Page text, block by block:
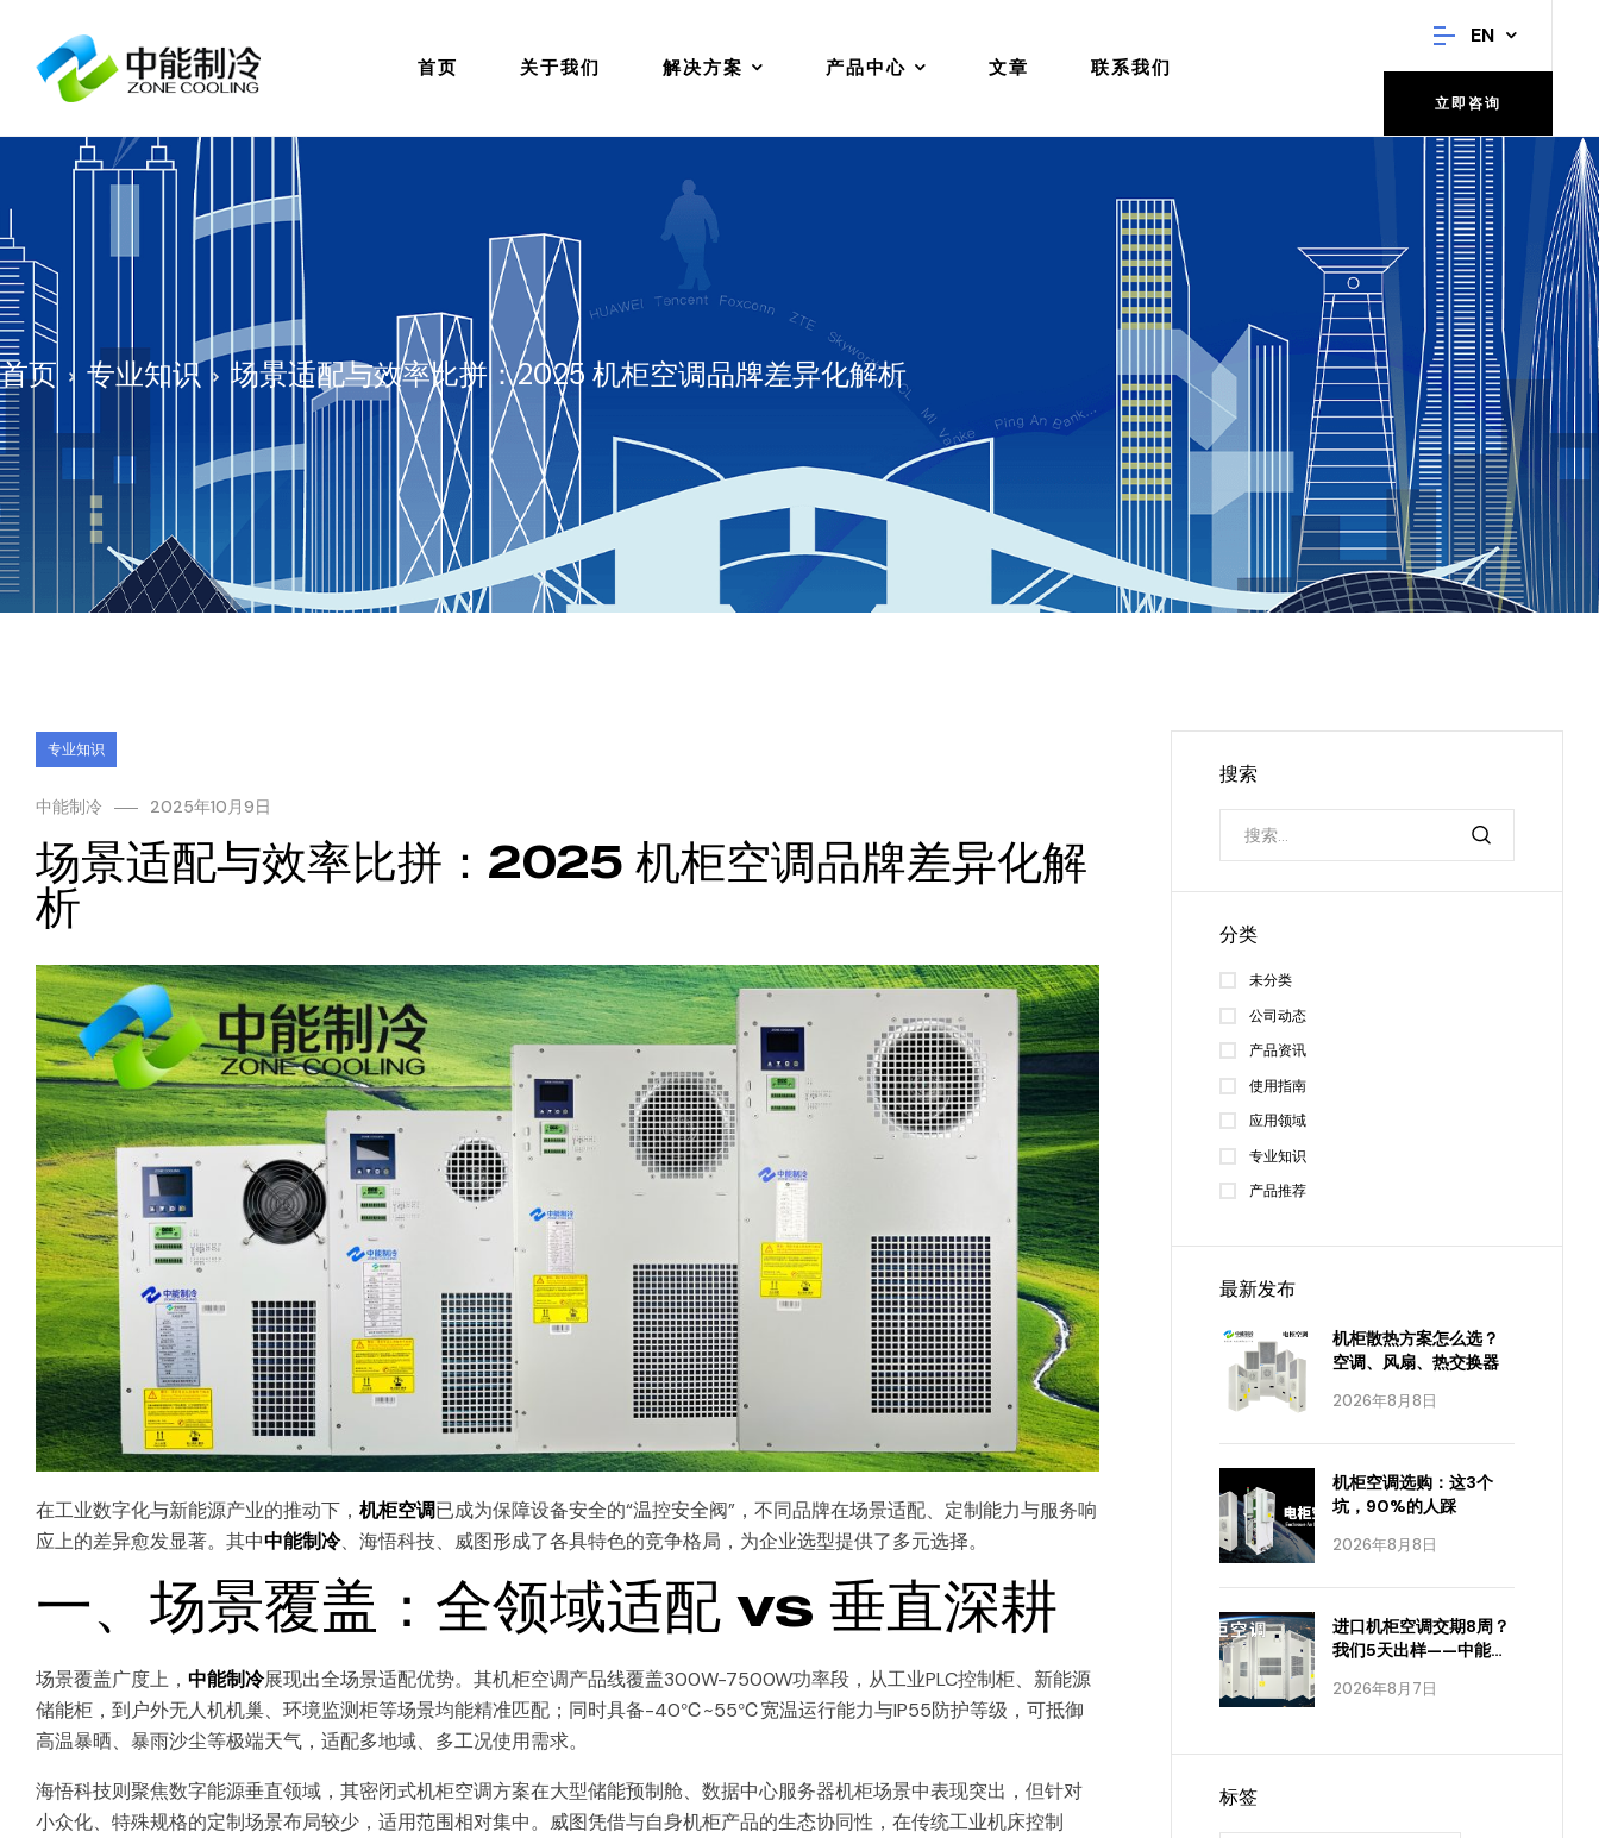
首页 关于我们 解决方案 产品中心 文章 联系我们
EN
立即咨询
首页 专业知识 场景适配与效率比拼：2025 机柜空调品牌差异化解析
专业知识
中能制冷 2025年10月9日
场景适配与效率比拼：2025 机柜空调品牌差异化解
析
在工业数字化与新能源产业的推动下， 机柜空调已成为保障设备安全的“温控安全阀”，不同品牌在场景适配、定制能力与服务响
应上的差异愈发显著。其中中能制冷、海悟科技、威图形成了各具特色的竞争格局，为企业选型提供了多元选择。
一、场景覆盖：全领域适配 vs 垂直深耕
场景覆盖广度上， 中能制冷展现出全场景适配优势。其机柜空调产品线覆盖300W-7500W功率段，从工业PLC控制柜、新能源
储能柜，到户外无人机机巢、环境监测柜等场景均能精准匹配；同时具备-40℃~55℃宽温运行能力与IP55防护等级，可抵御
高温暴晒、暴雨沙尘等极端天气，适配多地域、多工况使用需求。
海悟科技则聚焦数字能源垂直领域，其密闭式机柜空调方案在大型储能预制舱、数据中心服务器机柜场景中表现突出，但针对
小众化、特殊规格的定制场景布局较少，适用范围相对集中。威图凭借与自身机柜产品的生态协同性，在传统工业机床控制
搜索
分类
未分类
公司动态
产品资讯
使用指南
应用领域
专业知识
产品推荐
最新发布
2026年8月8日
机柜散热方案怎么选？
空调、风扇、热交换器
2026年8月8日
机柜空调选购：这3个
坑，90%的人踩
2026年8月7日
进口机柜空调交期8周？
我们5天出样——中能制
标签